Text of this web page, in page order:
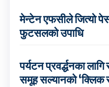
मेन्टेन एफसीले जित्यो
फुटसलको उपाधि
पर्यटन प्रवर्द्धनका
समूह सल्यानको ‘क्लिक